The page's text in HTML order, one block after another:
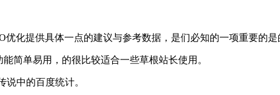
化提供具体一点的建议与参考数据，是们必知的一项重要的是
简单易用，的很比较适合一些草根站长使用。
中的百度统计。